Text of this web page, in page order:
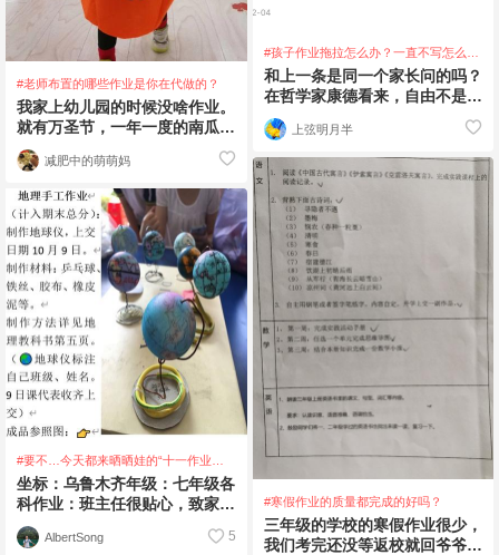
#老师布置的哪些作业是你在代做的？
我家上幼儿园的时候没啥作业。
就有万圣节，一年一度的南瓜雕
花大赛，我家有个心灵手巧的爸
爸，完成了这项任
减肥中的萌萌妈
#要不…今天都来晒晒娃的“十一作业大
礼包”？
坐标：乌鲁木齐年级：七年级各
科作业：班主任很贴心，致家长
的一封信后面附上了各科作业。
地理AlbertSong 5
#孩子作业拖拉怎么办？一直不写怎么
办？
和上一条是同一个家长问的吗？
在哲学家康德看来，自由不是随
心所欲而是自我主宰。正所
谓“自律即自由”
上弦明月半
#寒假作业的质量都完成的好吗？
三年级的学校的寒假作业很少，
我们考完还没等返校就回爷爷奶